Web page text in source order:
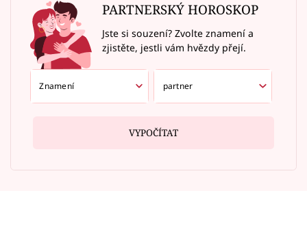
PARTNERSKÝ HOROSKOP
Jste si souzení? Zvolte znamení a
zjistěte, jestli vám hvězdy přejí.
VYPOČÍTAT